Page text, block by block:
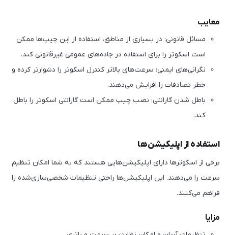
معایب
مسائل قانونی: در بسیاری از مناطق، استفاده از این چیپ‌ها ممکن
است اسکوتر را برای استفاده در جاده‌های عمومی غیرقانونی کند.
نگرانی‌های ایمنی: سرعت‌های بالاتر کنترل اسکوتر را دشوارتر کرده و
خطر تصادفات را افزایش می‌دهند.
باطل شدن گارانتی: نصب چیپ ممکن است گارانتی اسکوتر را باطل
کند.
استفاده از اپلیکیشن‌ها
برخی از اسکوترها دارای اپلیکیشن‌هایی هستند که به شما امکان تنظیم
سرعت را می‌دهند. این اپلیکیشن‌ها راحتی تنظیمات شخصی‌سازی‌شده را
فراهم می‌کنند.
مزایا